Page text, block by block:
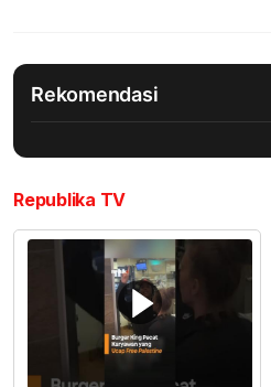
Rekomendasi
Republika TV